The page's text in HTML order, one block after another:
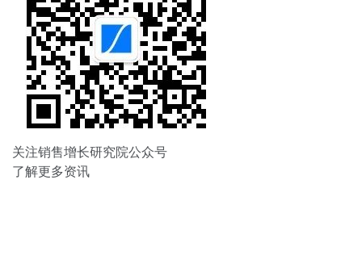
关注销售增长研究院公众号
了解更多资讯